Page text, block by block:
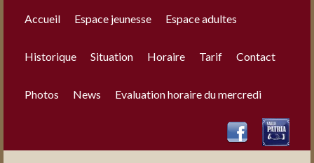
Accueil Espace jeunesse Espace adultes
Historique Situation Horaire Tarif Contact
Photos News Evaluation horaire du mercredi